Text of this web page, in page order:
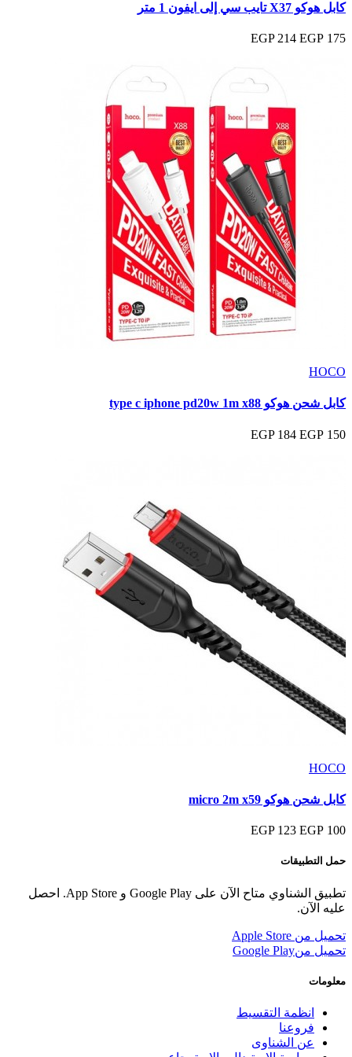
كابل هوكو X37 تايب سي إلى ايفون 1 متر
175 EGP
214 EGP
HOCO
كابل شحن هوكو type c iphone pd20w 1m x88
150 EGP
184 EGP
HOCO
كابل شحن هوكو micro 2m x59
100 EGP
123 EGP
حمل التطبيقات
تطبيق الشناوي متاح الآن على Google Play و App Store. احصل
عليه الآن.
تحميل من Apple Store
تحميل منGoogle Play
معلومات
انظمة التقسيط
فروعنا
عن الشناوى